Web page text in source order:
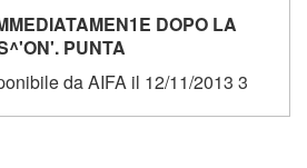
DOPO LA
PUNTA
da AIFA il 12/11/2013 3